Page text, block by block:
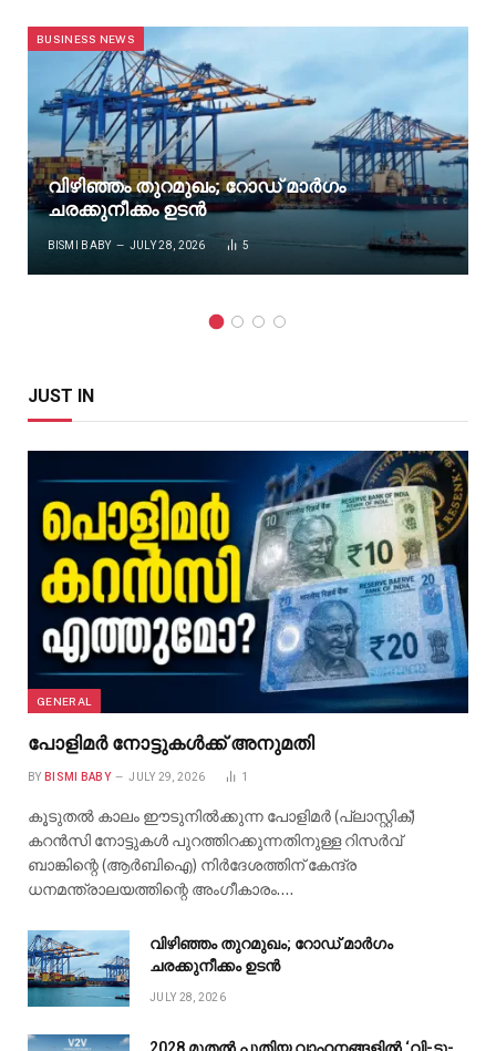
BUSINESS NEWS
വിഴിഞ്ഞം തുറമുഖം; റോഡ് മാർഗം
ചരക്കുനീക്കം ഉടൻ
BISMI BABY JULY 28, 2026 5
JUST IN
GENERAL
പോളിമർ നോട്ടുകൾക്ക് അനുമതി
BY BISMI BABY JULY 29, 2026 1
കൂടുതൽ കാലം ഈടുനിൽക്കുന്ന പോളിമർ (പ്ലാസ്റ്റിക്)
കറൻസി നോട്ടുകൾ പുറത്തിറക്കുന്നതിനുള്ള റിസർവ്
ബാങ്കിന്റെ (ആർബിഐ) നിർദേശത്തിന് കേന്ദ്ര
ധനമന്ത്രാലയത്തിന്റെ അംഗീകാരം.…
വിഴിഞ്ഞം തുറമുഖം; റോഡ് മാർഗം
ചരക്കുനീക്കം ഉടൻ
JULY 28, 2026